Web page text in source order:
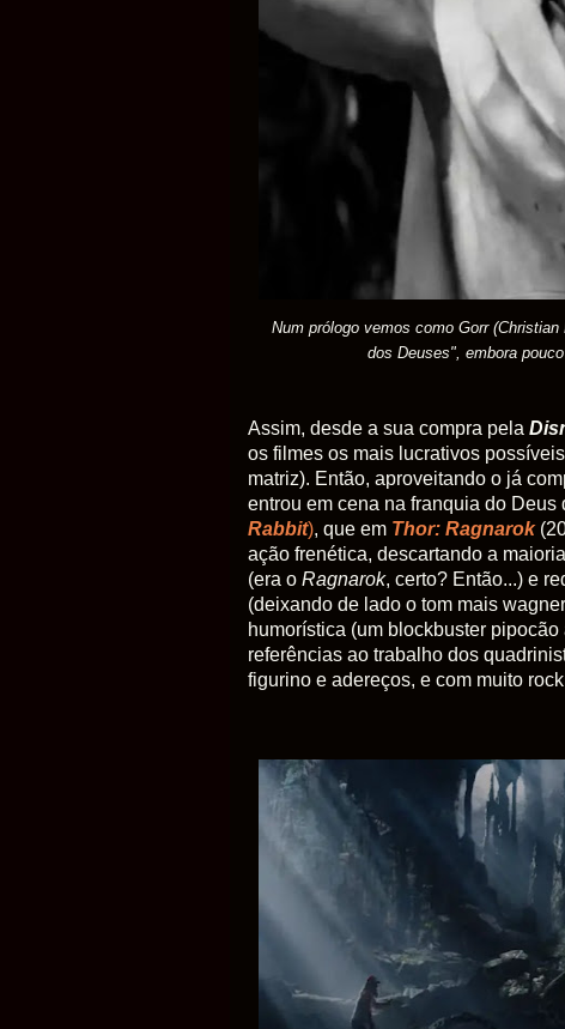
Num prólogo vemos como Gorr
dos Deuses", embora
Assim, desde a sua compra pela
os filmes os mais lucrativos
matriz). Então, aproveitando o já
entrou em cena na franquia do
Rabbit), que em Thor: Ragnarok
ação frenética, descartando a
(era o Ragnarok, certo? Então...) e
(deixando de lado o tom mais
humorística (um blockbuster
referências ao trabalho dos
figurino e adereços, e com muito